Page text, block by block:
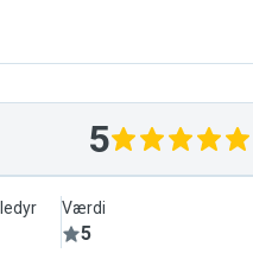
5
Værdi
5